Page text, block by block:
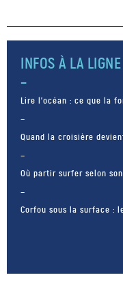
INFOS À LA LIGNE
Lire l’océan : ce que la
Quand la croisière
Où partir surfer selon
Corfou sous la surface :